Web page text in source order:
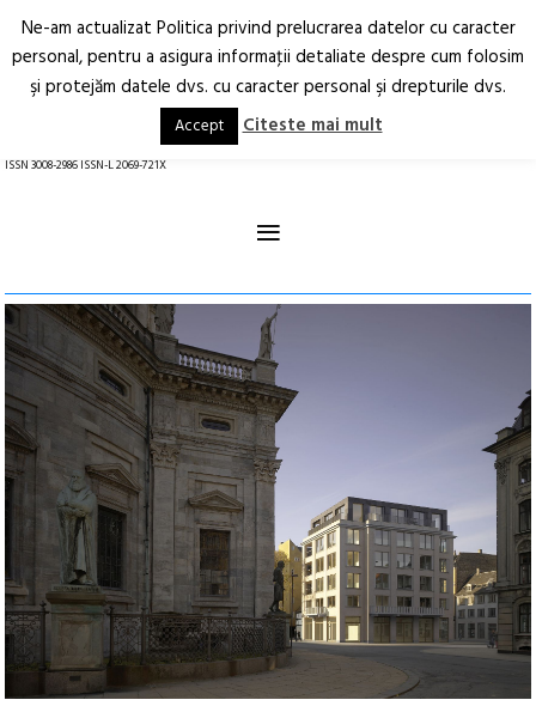
Arhitectură.
Oraș.
RO EN
ISSN 3008-2986 ISSN-L 2069-721X
≡
Ne-am actualizat Politica privind prelucrarea datelor cu caracter
personal, pentru a asigura informaţii detaliate despre cum folosim
şi protejăm datele dvs. cu caracter personal şi drepturile dvs.
Accept Citeste mai mult